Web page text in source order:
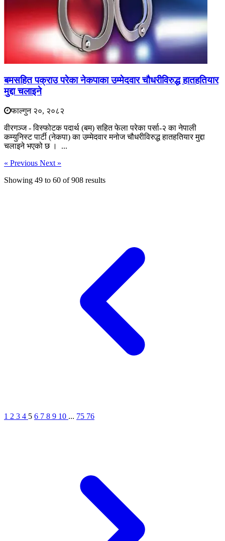
बमसहित पक्राउ परेका नेकपाका उम्मेदवार चौधरीविरुद्ध हातहतियार
मुद्दा चलाइने
फाल्गुन २०, २०८२
वीरगञ्ज - विस्फोटक पदार्थ (बम) सहित फेला परेका पर्सा-२ का नेपाली
कम्युनिस्ट पार्टी (नेकपा) का उम्मेदवार मनोज चौधरीविरुद्ध हातहतियार मुद्दा
चलाइने भएको छ । ...
« Previous Next »
Showing 49 to 60 of908 results
1 2 3 4 5 6 7 8 9 10 ... 75 76